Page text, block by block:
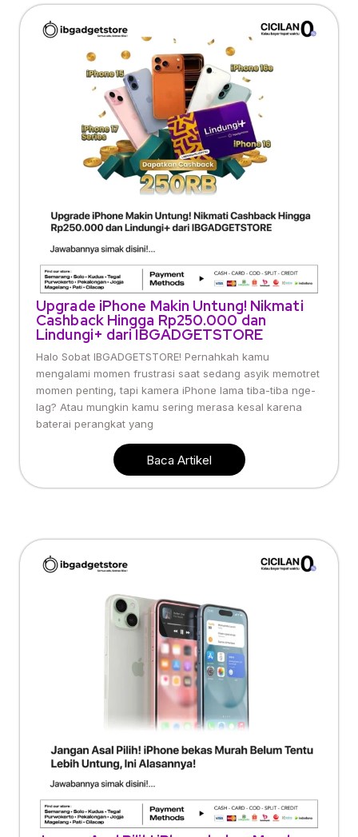
Upgrade iPhone Makin Untung! Nikmati
Cashback Hingga Rp250.000 dan
Lindungi+ dari IBGADGETSTORE
Halo Sobat IBGADGETSTORE! Pernahkah kamu
mengalami momen frustrasi saat sedang asyik memotret
momen penting, tapi kamera iPhone lama tiba-tiba nge-
lag? Atau mungkin kamu sering merasa kesal karena
baterai perangkat yang
Baca Artikel